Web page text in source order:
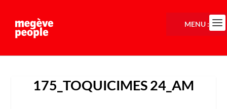
175_TOQUICIMES 24_AM
MENU :